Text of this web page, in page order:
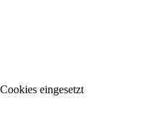
eingesetzt